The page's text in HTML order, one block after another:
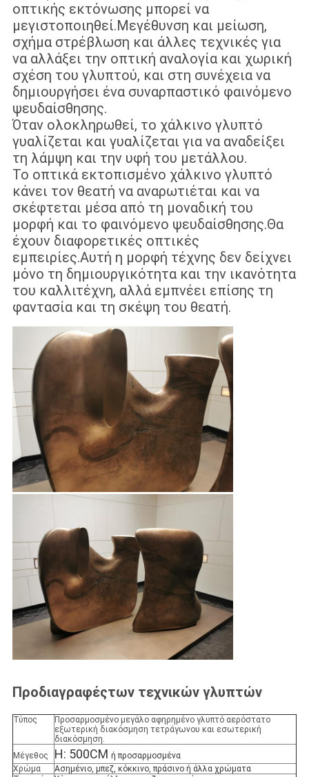
οπτικής εκτόνωσης μπορεί να
μεγιστοποιηθεί.Μεγέθυνση και μείωση,
σχήμα στρέβλωση και άλλες τεχνικές για
να αλλάξει την οπτική αναλογία και χωρική
σχέση του γλυπτού, και στη συνέχεια να
δημιουργήσει ένα συναρπαστικό φαινόμενο
ψευδαίσθησης.
Όταν ολοκληρωθεί, το χάλκινο γλυπτό
γυαλίζεται και γυαλίζεται για να αναδείξει
τη λάμψη και την υφή του μετάλλου.
Το οπτικά εκτοπισμένο χάλκινο γλυπτό
κάνει τον θεατή να αναρωτιέται και να
σκέφτεται μέσα από τη μοναδική του
μορφή και το φαινόμενο ψευδαίσθησης.Θα
έχουν διαφορετικές οπτικές
εμπειρίες.Αυτή η μορφή τέχνης δεν δείχνει
μόνο τη δημιουργικότητα και την ικανότητα
του καλλιτέχνη, αλλά εμπνέει επίσης τη
φαντασία και τη σκέψη του θεατή.
Προδιαγραφέςτων τεχνικών γλυπτών
Τύπος
Προσαρμοσμένο μεγάλο αφηρημένο γλυπτό αερόστατο
εξωτερική διακόσμηση τετράγωνου και εσωτερική
διακόσμηση.
Μέγεθος
H: 500CM ή προσαρμοσμένα
Χρώμα
Ασημένιο, μπεζ, κόκκινο, πράσινο ή άλλα χρώματα